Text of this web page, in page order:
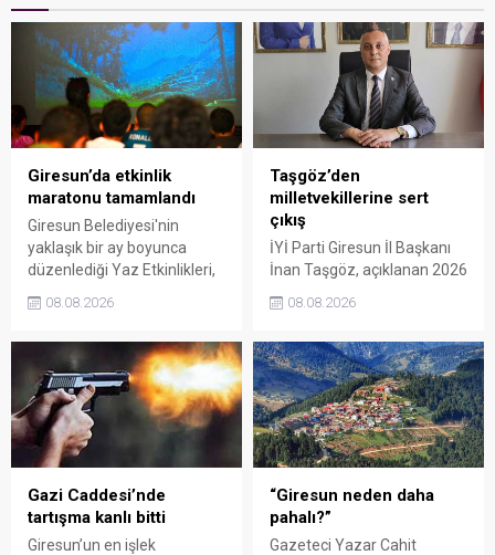
Giresun’da etkinlik
maratonu tamamlandı
Giresun Belediyesi'nin
yaklaşık bir ay boyunca
düzenlediği Yaz Etkinlikleri,
sanat ve eğlenceyle
organizasyonun ardından
Kadın El Emeği Pazarı'nın
süresi de 16 Ağustos'a
kadar uzatıldı.
08.08.2026
Taşgöz’den
milletvekillerine sert
çıkış
İYİ Parti Giresun İl Başkanı
İnan Taşgöz, açıklanan 2026
üzerinden iktidar
eleştirdi. Taşgöz, üreticinin
emeğinin karşılığını
alamadığını savunarak,
Giresun milletvekillerini
sessiz kalmakla suçladı.
08.08.2026
Gazi Caddesi’nde
tartışma kanlı bitti
Giresun’un en işlek
“Giresun neden daha
pahalı?”
Gazeteci Yazar Cahit